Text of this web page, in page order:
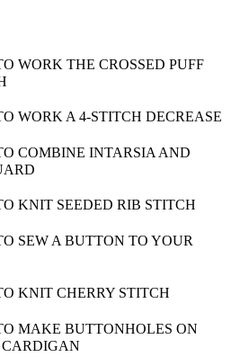
WORK THE CROSSED PUFF
WORK A 4-STITCH DECREASE
COMBINE INTARSIA AND
KNIT SEEDED RIB STITCH
SEW A BUTTON TO YOUR
KNIT CHERRY STITCH
MAKE BUTTONHOLES ON